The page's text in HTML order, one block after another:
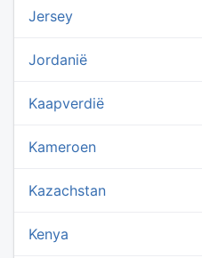
Jersey
Jordanië
Kaapverdië
Kameroen
Kazachstan
Kenya